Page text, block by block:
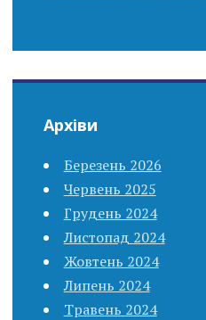
Архіви
Березень 2026
Червень 2025
Грудень 2024
Листопад 2024
Жовтень 2024
Липень 2024
Травень 2024